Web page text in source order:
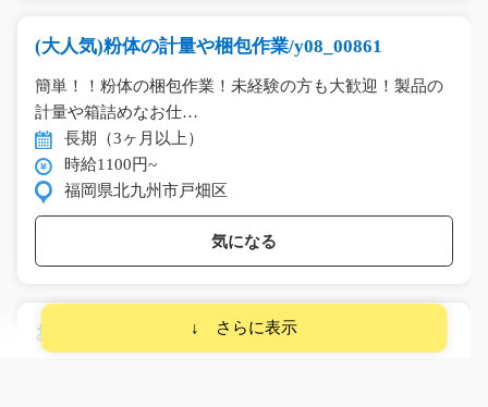
(大人気)粉体の計量や梱包作業/y08_00861
簡単！！粉体の梱包作業！未経験の方も大歓迎！製品の
計量や箱詰めなお仕…
長期（3ヶ月以上）
時給1100円~
福岡県北九州市戸畑区
気になる
お菓子の袋詰め/y11_01005